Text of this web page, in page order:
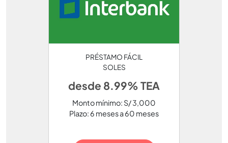
PRÉSTAMO FÁCIL
SOLES
desde 8.99% TEA
Monto mínimo: S/ 3,000
Plazo: 6 meses a 60 meses